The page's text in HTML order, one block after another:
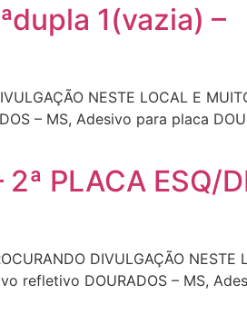
1(vazia) –
NESTE LOCAL E
– MS, Adesivo para placa
2ª PLACA ESQ/
DIVULGAÇÃO NESTE
refletivo DOURADOS – MS,